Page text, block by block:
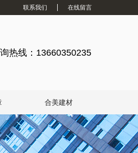
联系我们 在线留言
热线：13660350235
合美建材